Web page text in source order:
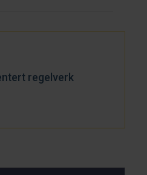
regelverk